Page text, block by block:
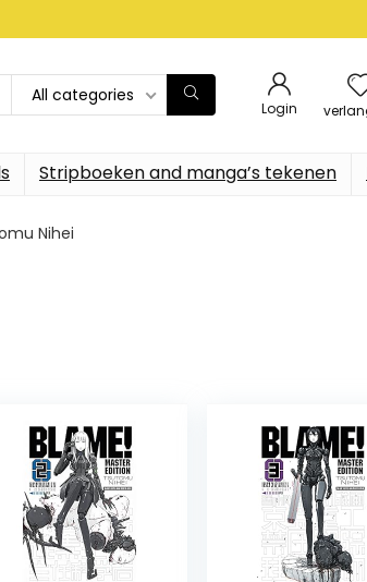
All categories
Login
Stripboeken and manga’s tekenen
Nihei